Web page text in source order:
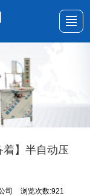
】半自动压
司 浏览次数:921